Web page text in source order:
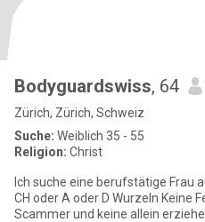
Bodyguardswiss, 64
Zürich, Zürich, Schweiz
Suche: Weiblich 35 - 55
Religion: Christ
Ich suche eine berufstätige Frau
CH oder A oder D Wurzeln Keine
Scammer und keine allein erziehende Mütter I